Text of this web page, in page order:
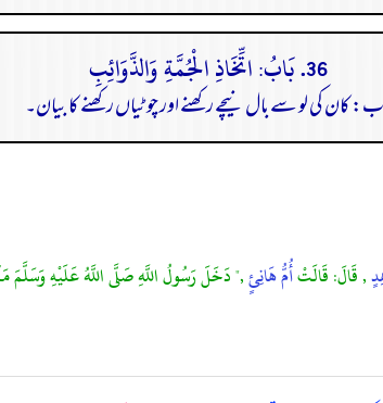
36. بَابُ: اتِّخَاذِ الْجُمَّةِ وَالذَّوَائِبِ
کان کی لو سے بال نیچے رکھنے اور چوٹیاں رکھنے کا بیان۔
, قَالَ: قَالَتْأُمُّ هَانِئٍ," دَخَلَ رَسُولُ اللَّهِ صَلَّى اللَّهُ عَلَيْهِ وَسَلَّمَ